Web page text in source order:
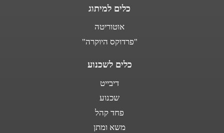
כלים למיתוג
אוטוריטה
"פרדוקס היוקרה"
כלים לשכנוע
דיבייט
שכנוע
פחד קהל
משא ומתן